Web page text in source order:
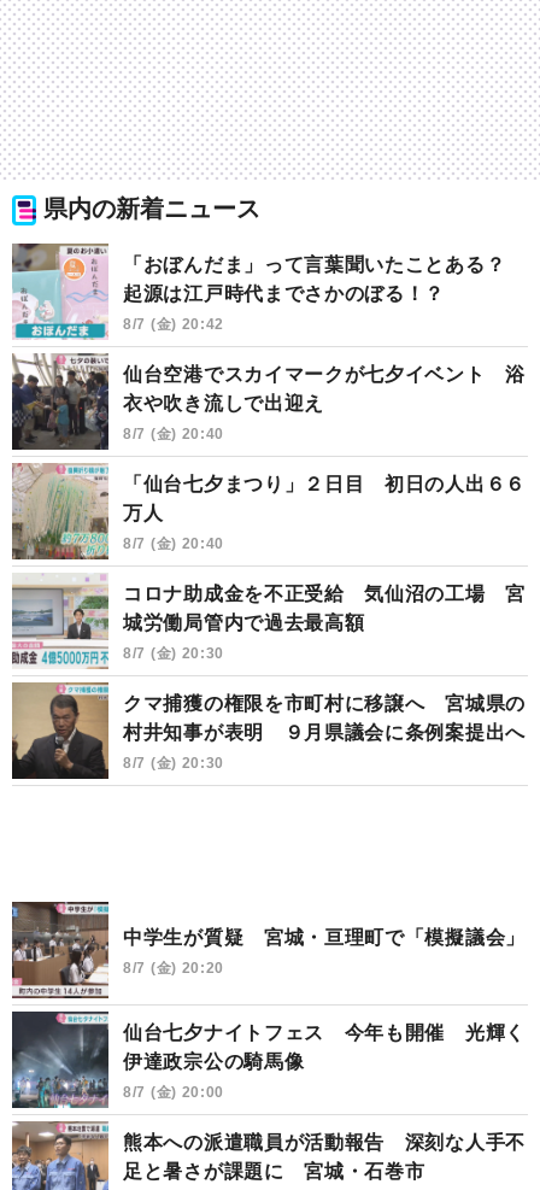
県内の新着ニュース
「おぼんだま」って言葉聞いたことある？
起源は江戸時代までさかのぼる！？
8/7 (金) 20:42
仙台空港でスカイマークが七夕イベント 浴
衣や吹き流しで出迎え
8/7 (金) 20:40
「仙台七夕まつり」２日目 初日の人出６６
万人
8/7 (金) 20:40
コロナ助成金を不正受給 気仙沼の工場 宮
城労働局管内で過去最高額
8/7 (金) 20:30
クマ捕獲の権限を市町村に移譲へ 宮城県の
村井知事が表明 ９月県議会に条例案提出へ
8/7 (金) 20:30
中学生が質疑 宮城・亘理町で「模擬議会」
8/7 (金) 20:20
仙台七夕ナイトフェス 今年も開催 光輝く
伊達政宗公の騎馬像
8/7 (金) 20:00
熊本への派遣職員が活動報告 深刻な人手不
足と暑さが課題に 宮城・石巻市